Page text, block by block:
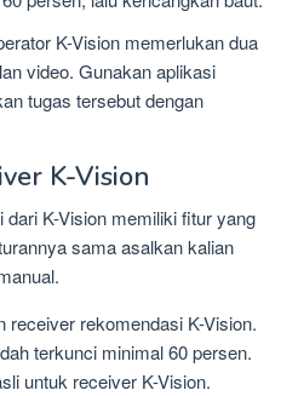
K-Vision memerlukan dua
video. Gunakan aplikasi
tugas tersebut dengan
K-Vision
K-Vision memiliki fitur yang
sama asalkan kalian
receiver rekomendasi K-Vision.
terkunci minimal 60 persen.
untuk receiver K-Vision.